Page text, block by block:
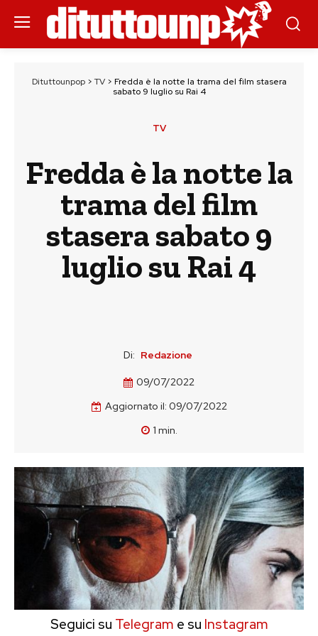
Dituttounpop> TV> Fredda è la notte la trama del film stasera
sabato 9 luglio su Rai 4
TV
Fredda è la notte la
trama del film
stasera sabato 9
luglio su Rai 4
Di: Redazione
09/07/2022
Aggiornato il: 09/07/2022
1 min.
Seguici su Telegram e su Instagram